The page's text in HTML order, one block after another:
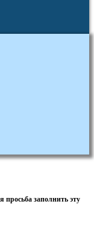
просьба заполнить эту